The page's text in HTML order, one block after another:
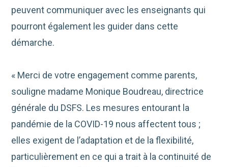
peuvent communiquer avec les enseignants qui
pourront également les guider dans cette
démarche.
« Merci de votre engagement comme parents,
souligne madame Monique Boudreau, directrice
générale du DSFS. Les mesures entourant la
pandémie de la COVID-19 nous affectent tous ;
elles exigent de l’adaptation et de la flexibilité,
particulièrement en ce qui a trait à la continuité de